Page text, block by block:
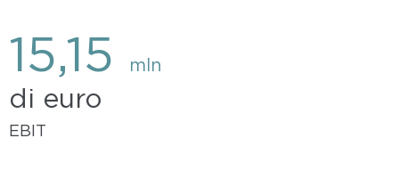
15,15 mln
di euro
EBIT